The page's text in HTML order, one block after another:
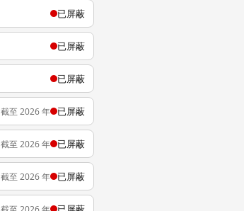
已屏蔽
已屏蔽
已屏蔽
截至 2026 年 已屏蔽
截至 2026 年 已屏蔽
截至 2026 年 已屏蔽